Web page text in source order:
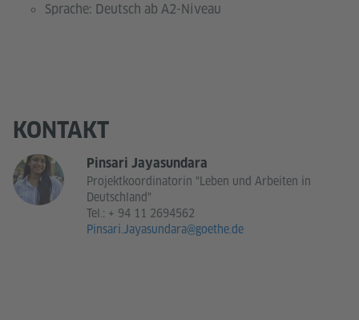
Sprache: Deutsch ab A2-Niveau
KONTAKT
Pinsari Jayasundara
Projektkoordinatorin "Leben und Arbeiten in
Deutschland"
Tel.: + 94 11 2694562
Pinsari.Jayasundara@goethe.de